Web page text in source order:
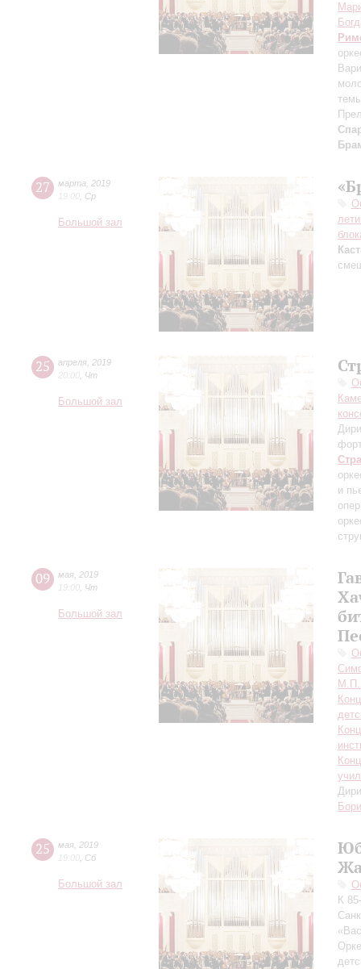
27 марта
2019
19:00
Ср
Большой зал
25 апреля 2019
Чт
Большой зал
и
09 мая 2019
19:00
Чт
Большой зал
25 мая 2019
19:00
Сб
Большой зал
К